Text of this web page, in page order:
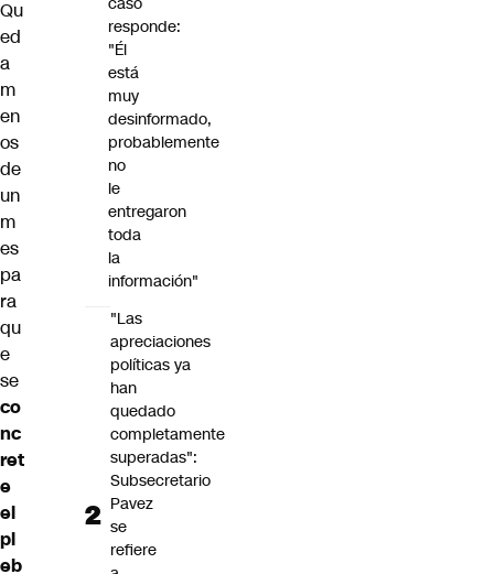
Qu
ed
a
m
en
os
de
un
m
es
pa
ra
qu
e
se
co
nc
ret
e
el
pl
eb
responde:
"Él
está
muy
desinformado,
probablemente
no
le
entregaron
toda
la
información"
"Las
apreciaciones
políticas ya
han
quedado
completamente
superadas":
Subsecretario
Pavez
se
refiere